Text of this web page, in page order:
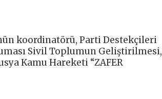
koordinatörü, Parti Destekçileri
Sivil Toplumun Geliştirilmesi,
Kamu Hareketi “ZAFER